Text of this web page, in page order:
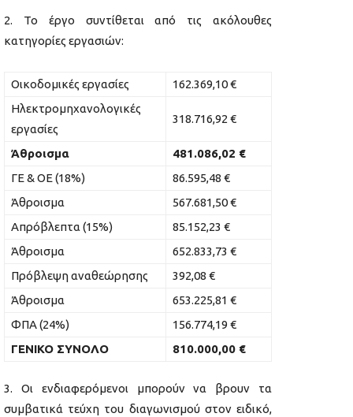
Το έργο συντίθεται από τις ακόλουθες
κατηγορίες εργασιών:
Οικοδομικές εργασίες
162.369,10 €
Ηλεκτρομηχανολογικές
εργασίες
318.716,92 €
Άθροισμα
481.086,02 €
ΓΕ & ΟΕ (18%)
86.595,48 €
Άθροισμα
567.681,50 €
Απρόβλεπτα (15%)
85.152,23 €
Άθροισμα
652.833,73 €
Πρόβλεψη αναθεώρησης
392,08 €
Άθροισμα
653.225,81 €
ΦΠΑ (24%)
156.774,19 €
ΓΕΝΙΚΟ ΣΥΝΟΛΟ
810.000,00 €
Οι ενδιαφερόμενοι μπορούν να βρουν τα
συμβατικά τεύχη του διαγωνισμού στον ειδικό,